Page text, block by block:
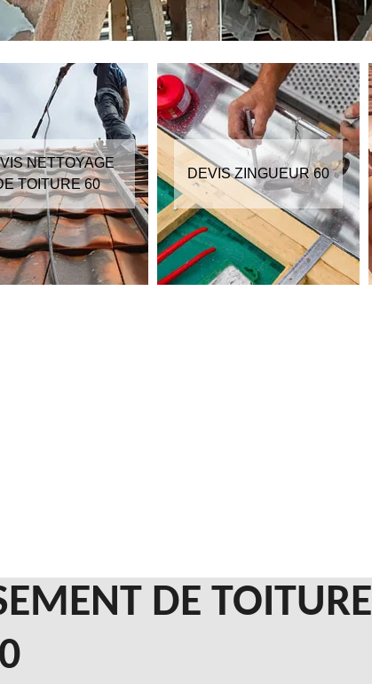
NETTOYAGE
TOITURE 60
DEVIS ZINGUEUR 60
DE TOITURE